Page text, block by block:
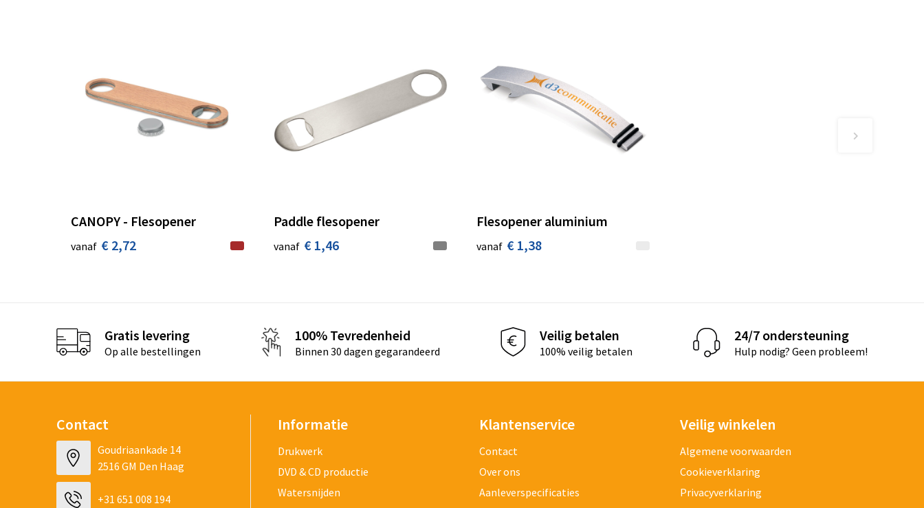
CANOPY - Flesopener
vanaf € 2,72
Paddle flesopener
vanaf € 1,46
Flesopener aluminium
vanaf € 1,38
Gratis levering
Op alle bestellingen
100% Tevredenheid
Binnen 30 dagen gegarandeerd
Veilig betalen
100% veilig betalen
24/7 ondersteuning
Hulp nodig? Geen probleem!
Contact
Goudriaankade 14
2516 GM Den Haag
+31 651 008 194
Informatie
Drukwerk
DVD & CD productie
Watersnijden
Klantenservice
Contact
Over ons
Aanleverspecificaties
Veilig winkelen
Algemene voorwaarden
Cookieverklaring
Privacyverklaring